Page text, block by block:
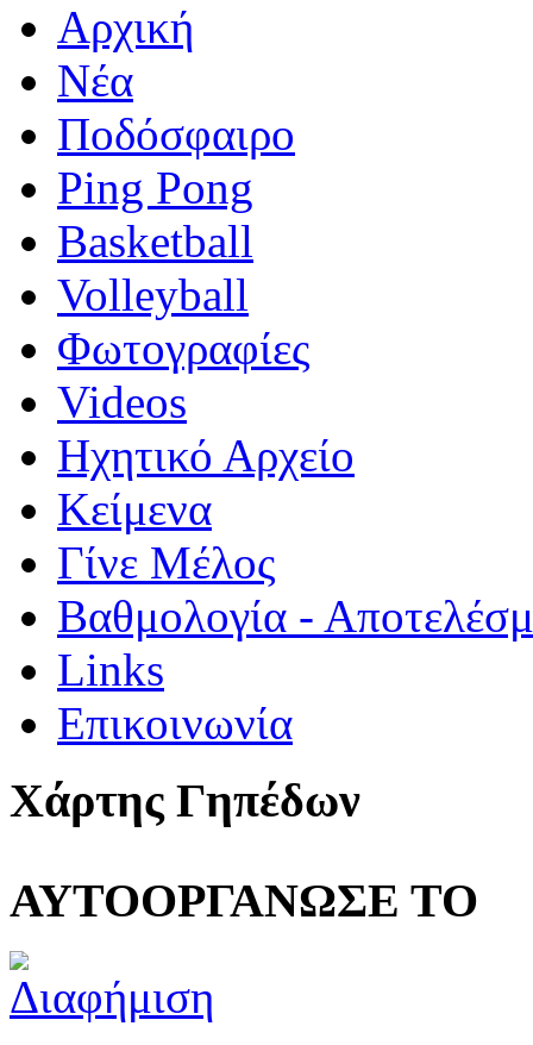
Αρχική
Νέα
Ποδόσφαιρο
Ping Pong
Basketball
Volleyball
Φωτογραφίες
Videos
Ηχητικό Αρχείο
Κείμενα
Γίνε Μέλος
Βαθμολογία -
Links
Επικοινωνία
Χάρτης Γηπέδων
ΑΥΤΟΟΡΓΑΝΩΣΕ ΤΟ